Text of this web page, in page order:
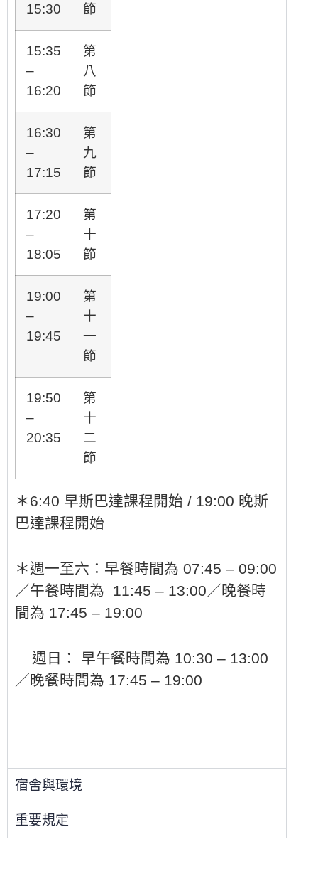
15:30
節
15:35
–
16:20
第
八
節
16:30
–
17:15
第
九
節
17:20
–
18:05
第
十
節
19:00
–
19:45
第
十
一
節
19:50
–
20:35
第
十
二
節
＊6:40 早斯巴達課程開始 / 19:00 晚斯
巴達課程開始
＊週一至六：早餐時間為 07:45 – 09:00
／午餐時間為 11:45 – 13:00／晚餐時
間為 17:45 – 19:00
週日： 早午餐時間為 10:30 – 13:00
／晚餐時間為 17:45 – 19:00
宿舍與環境
重要規定